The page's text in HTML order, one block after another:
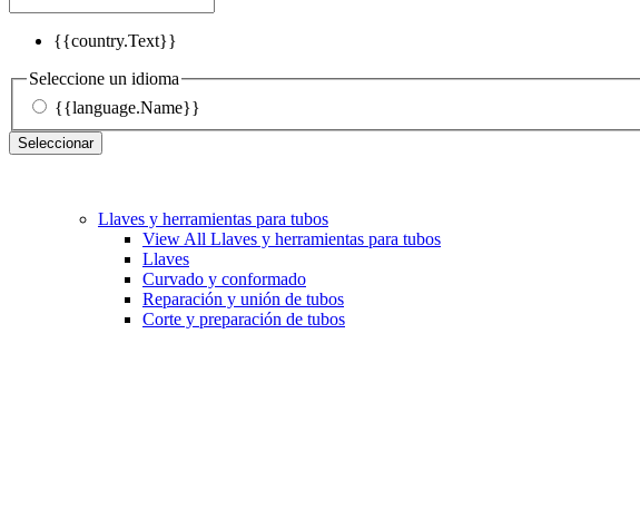
{{country.Text}}
Seleccione un idioma
{{language.Name}}
Seleccionar
Llaves y herramientas para tubos
View All Llaves y herramientas para tubos
Llaves
Curvado y conformado
Reparación y unión de tubos
Corte y preparación de tubos